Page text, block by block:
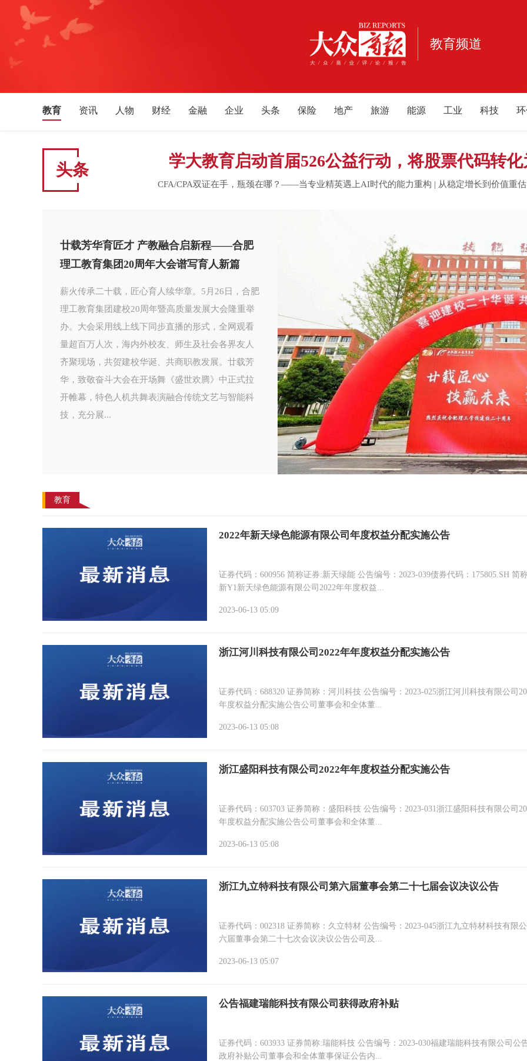
教育频道
教育 资讯 人物 财经 金融 企业 头条 保险 地产 旅游 能源 工业 科技
湖北
广西 福建 重庆 海南 云南 北京 甘肃 河南
新疆
宁夏 辽宁 黑龙江 内蒙古 游戏 母婴
头条 学大教育启动首届526公益行动，将股票代码转
CFA/CPA双证在手，瓶颈在哪？——当专业精英遇上AI时代的能力重构 | 从稳定增长到价值重
廿载芳华育匠才 产教融合启新程——合肥
理工教育集团20周年大会谱写育人新篇
薪火传承二十载，匠心育人续华章。5月26日，合肥
理工教育集团建校20周年暨高质量发展大会隆重举
办。大会采用线上线下同步直播的形式，全网观看
量超百万人次，海内外校友、师生及社会各界友人
齐聚现场，共贺建校华诞、共商职教发展。廿载芳
华，致敬奋斗大会在开场舞《盛世欢腾》中正式拉
开帷幕，特色人机共舞表演融合传统文艺与智能科
技，充分展...
教育
2022年新天绿色能源有限公司年度权益分配实施公告
证券代码：600956 简称证券:新天绿能 公告编号：2023-039债券代码：175805.SH 简称:G21
新Y1新天绿色能源有限公司2022年年度权益...
2023-06-13 05:09
浙江河川科技有限公司2022年年度权益分配实施公告
证券代码：688320 证券简称：河川科技 公告编号：2023-025浙江河川科技有限公司2022年
年度权益分配实施公告公司董事会和全体董...
2023-06-13 05:08
浙江盛阳科技有限公司2022年年度权益分配实施公告
证券代码：603703 证券简称：盛阳科技 公告编号：2023-031浙江盛阳科技有限公司2022年
年度权益分配实施公告公司董事会和全体董...
2023-06-13 05:08
浙江九立特科技有限公司第六届董事会第二十七届会议决议公告
证券代码：002318 证券简称：久立特材 公告编号：2023-045浙江九立特材科技有限公司第
六届董事会第二十七次会议决议公告公司及...
2023-06-13 05:07
公告福建瑞能科技有限公司获得政府补贴
证券代码：603933 证券简称:瑞能科技 公告编号：2023-030福建瑞能科技有限公司公告获得
政府补贴公司董事会和全体董事保证公告内...